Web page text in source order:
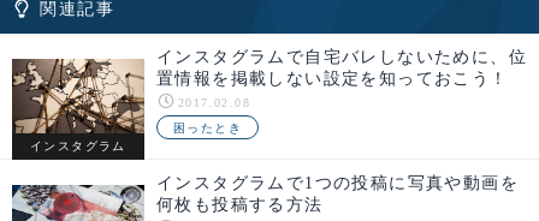
関連記事
インスタグラム
インスタグラムで自宅バレしないために、位
置情報を掲載しない設定を知っておこう！
2017.02.08
困ったとき
インスタグラムで1つの投稿に写真や動画を
何枚も投稿する方法